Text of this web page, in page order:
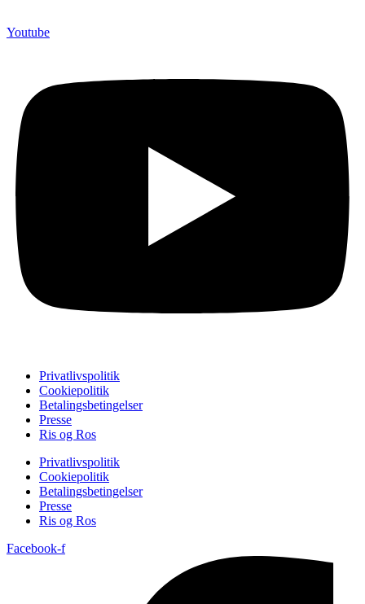
Youtube
Privatlivspolitik
Cookiepolitik
Betalingsbetingelser
Presse
Ris og Ros
Privatlivspolitik
Cookiepolitik
Betalingsbetingelser
Presse
Ris og Ros
Facebook-f